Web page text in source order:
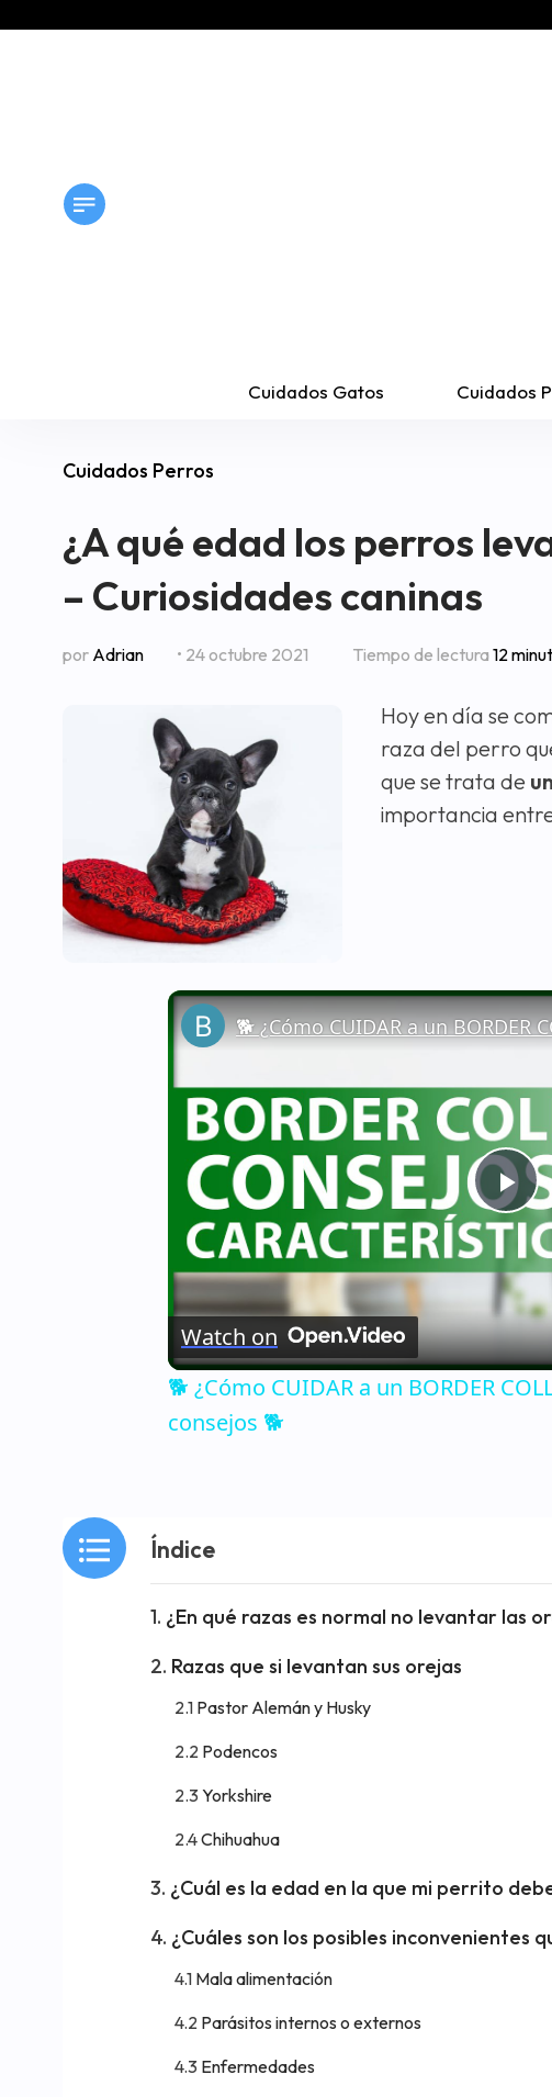
Cuidados Gatos Cuidados
Cuidados Perros
¿A qué edad los perros
– Curiosidades caninas
por Adrian • 24 octubre 2021 Tiempo de lectura12
Hoy en día se
raza del perro
que se trata de
importancia
Watch on
🐕 ¿Cómo CUIDAR a un BORDER
consejos 🐕
Índice
¿En qué razas es normal no levantar las
Razas que si levantan sus orejas
Pastor Alemán y Husky
Podencos
Yorkshire
Chihuahua
¿Cuál es la edad en la que mi perrito
¿Cuáles son los posibles inconvenientes
Mala alimentación
Parásitos internos o externos
Enfermedades